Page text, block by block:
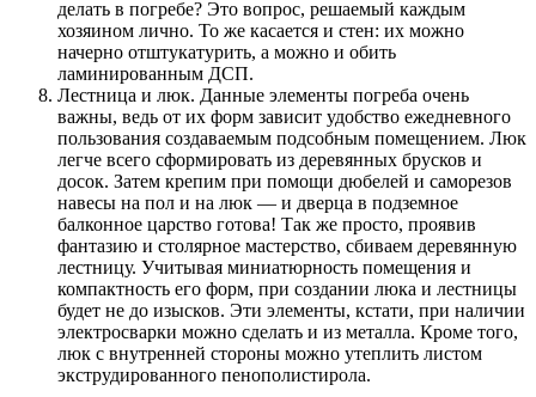
делать в погребе? Это вопрос, решаемый каждым
хозяином лично. То же касается и стен: их можно
начерно отштукатурить, а можно и обить
ламинированным ДСП.
Лестница и люк. Данные элементы погреба очень
важны, ведь от их форм зависит удобство ежедневного
пользования создаваемым подсобным помещением. Люк
легче всего сформировать из деревянных брусков и
досок. Затем крепим при помощи дюбелей и саморезов
навесы на пол и на люк — и дверца в подземное
балконное царство готова! Так же просто, проявив
фантазию и столярное мастерство, сбиваем деревянную
лестницу. Учитывая миниатюрность помещения и
компактность его форм, при создании люка и лестницы
будет не до изысков. Эти элементы, кстати, при наличии
электросварки можно сделать и из металла. Кроме того,
люк с внутренней стороны можно утеплить листом
экструдированного пенополистирола.